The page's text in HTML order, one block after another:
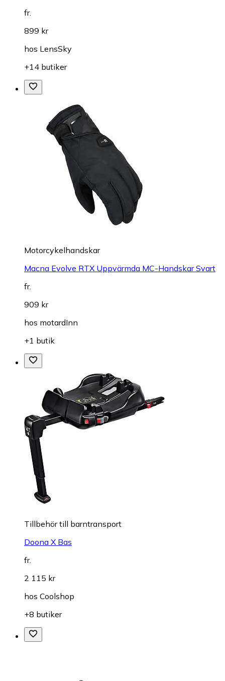
fr.
899 kr
hos LensSky
+14 butiker
Motorcykelhandskar
Macna Evolve RTX Uppvärmda MC-Handskar Svart
fr.
909 kr
hos motardInn
+1 butik
Tillbehör till barntransport
Doona X Bas
fr.
2 115 kr
hos Coolshop
+8 butiker